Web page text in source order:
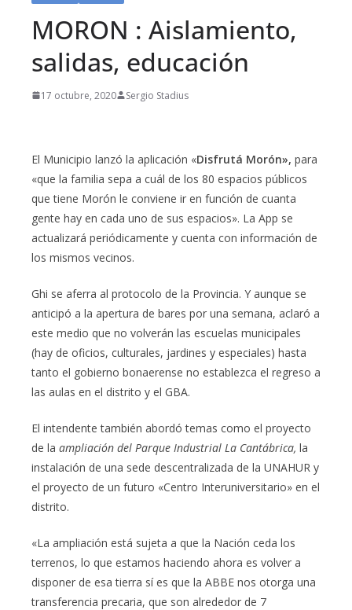
MORON : Aislamiento,
salidas, educación
17 octubre, 2020 Sergio Stadius
El Municipio lanzó la aplicación «Disfrutá Morón», para
«que la familia sepa a cuál de los 80 espacios públicos
que tiene Morón le conviene ir en función de cuanta
gente hay en cada uno de sus espacios». La App se
actualizará periódicamente y cuenta con información de
los mismos vecinos.
Ghi se aferra al protocolo de la Provincia. Y aunque se
anticipó a la apertura de bares por una semana, aclaró a
este medio que no volverán las escuelas municipales
(hay de oficios, culturales, jardines y especiales) hasta
tanto el gobierno bonaerense no establezca el regreso a
las aulas en el distrito y el GBA.
El intendente también abordó temas como el proyecto
de la ampliación del Parque Industrial La Cantábrica, la
instalación de una sede descentralizada de la UNAHUR y
el proyecto de un futuro «Centro Interuniversitario» en el
distrito.
«La ampliación está sujeta a que la Nación ceda los
terrenos, lo que estamos haciendo ahora es volver a
disponer de esa tierra sí es que la ABBE nos otorga una
transferencia precaria, que son alrededor de 7